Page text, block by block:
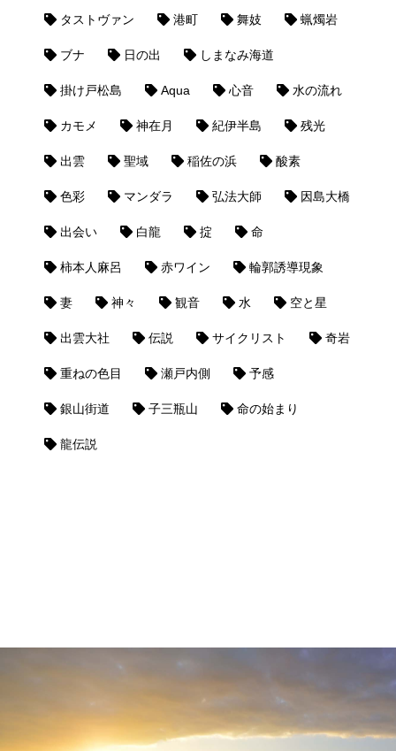
タストヴァン 港町 舞妓 蝋燭岩
ブナ 日の出 しまなみ海道
掛け戸松島 Aqua 心音 水の流れ
カモメ 神在月 紀伊半島 残光
出雲 聖域 稲佐の浜 酸素
色彩 マンダラ 弘法大師 因島大橋
出会い 白龍 掟 命
柿本人麻呂 赤ワイン 輪郭誘導現象
妻 神々 観音 水 空と星
出雲大社 伝説 サイクリスト 奇岩
重ねの色目 瀬戸内側 予感
銀山街道 子三瓶山 命の始まり
龍伝説